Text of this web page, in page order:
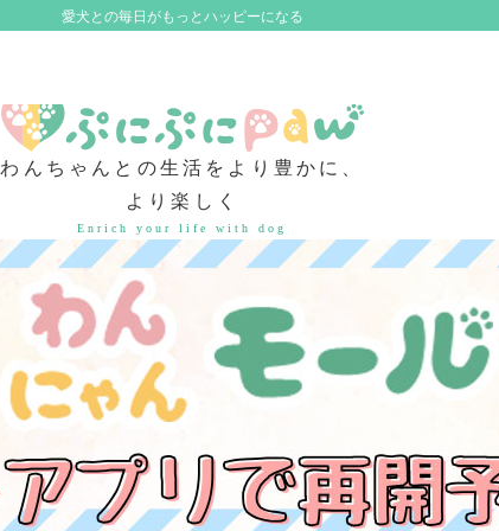
愛犬との毎日がもっとハッピーになる
わんちゃんとの生活をより豊かに、
より楽しく
Enrich your life with dog